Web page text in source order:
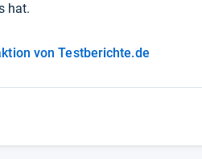
hat.
von Testberichte.de